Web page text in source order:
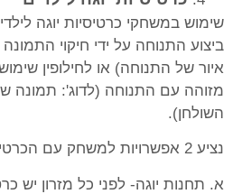
שימוש במשחקי כרטיסיות יוגה
ביצוע התנוחה על ידי חיקוי
איור של התנוחה) או לחילופין
מזוהה עם התנוחה (לדוג': תמונה
השולחן).
נציע 2 אפשרויות למשחק עם הכרטיסיות:
א. תחנות יוגה- לפני כל מזרון יש